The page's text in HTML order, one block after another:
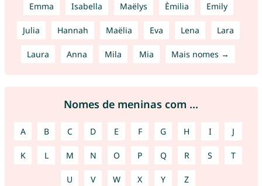
Emma Isabella Maëlys Èmilia Emily
Julia Hannah Maëlia Eva Lena Lara
Laura Anna Mila Mia Mais nomes →
Nomes de meninas com ...
A B C D E F G H I J
K L M N O P Q R S T
U V W X Y Z